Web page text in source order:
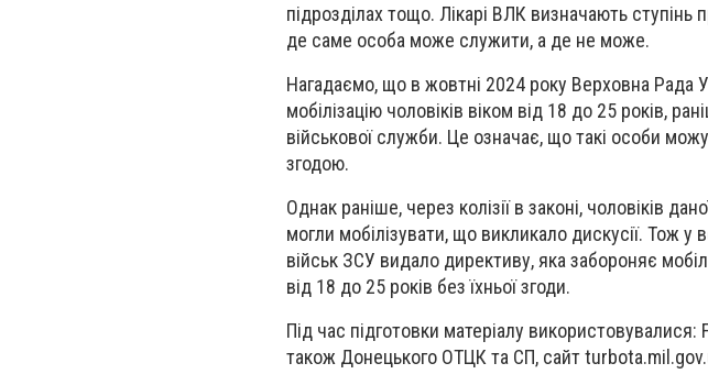
підрозділах тощо. Лікарі ВЛК визначають ступінь
де саме особа може служити, а де не може.
Нагадаємо, що в жовтні 2024 року Верховна Рада
мобілізацію чоловіків віком від 18 до 25 років,
військової служби. Це означає, що такі особи
згодою.
Однак раніше, через колізії в законі, чоловіків
могли мобілізувати, що викликало дискусії. Тож
військ ЗСУ видало директиву, яка забороняє
від 18 до 25 років без їхньої згоди.
Під час підготовки матеріалу
також Донецького ОТЦК та СП, сайт